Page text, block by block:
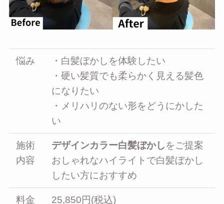
悩み
・白髪ぼかしを体験したい
・硬い髪質でも柔らかく見える髪色
になりたい
・メリハリのない形をどうにかした
い
施術
内容
デザインカラー白髪ぼかしをご提案
おしゃれなハイライトで白髪ぼかし
したい方におすすめ
料金
25,850円(税込)